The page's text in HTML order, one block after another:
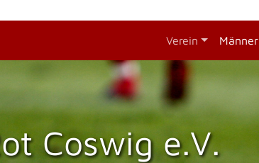
Verein Männer
Coswig e.V.